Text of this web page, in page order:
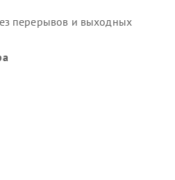
перерывов и выходных